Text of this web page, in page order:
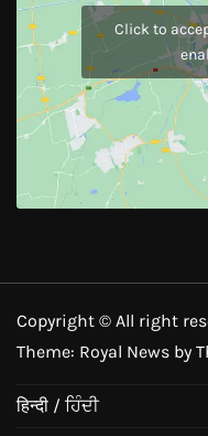
Click to
Copyright © All right
Theme: Royal News by
हिन्दी / ਹਿੰਦੀ